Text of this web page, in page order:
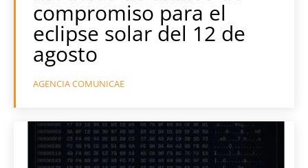
compromiso para el
eclipse solar del 12 de
agosto
AGENCIA COMUNICAE